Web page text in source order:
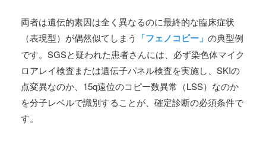
両者は遺伝的素因は全く異なるのに最終的な臨床症状
（表現型）が偶然似てしまう
「フェノコピー」 の典型例
です。SGSと疑われた患者さんには、必ず染色体マイク
ロアレイ検査または遺伝子パネル検査を実施し、SKIの
点変異なのか、15q遠位のコピー数異常（LSS）なのか
を分子レベルで識別することが、確定診断の必須条件で
す。